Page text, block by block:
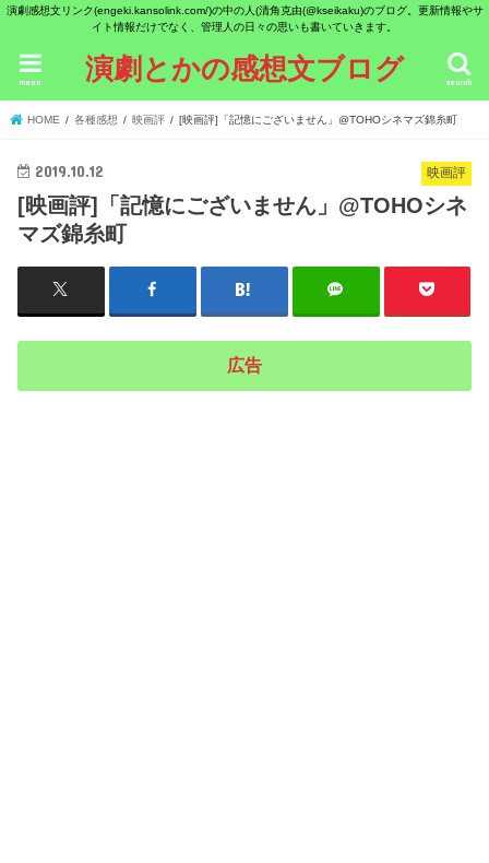
演劇感想文リンク(engeki.kansolink.com/)の中の人(清角克由(@kseikaku)のブログ。更新情報やサ
イト情報だけでなく、管理人の日々の思いも書いていきます。
演劇とかの感想文ブログ search
menu
HOME 各種感想 映画評 [映画評]「記憶にございません」@TOHOシネマズ錦糸町
映画評
2019.10.12
[映画評]「記憶にございません」@TOHOシネ
マズ錦糸町
広告